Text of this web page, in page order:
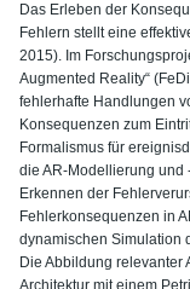
Das Erleben der
Fehlern stellt eine
2015). Im
Augmented Reality“
fehlerhafte Handlungen
Konsequenzen zum
Formalismus für
die AR-Modellierung und
Erkennen der
Fehlerkonsequenzen in
dynamischen Simulation
Die Abbildung relevanter
Architektur mit einem